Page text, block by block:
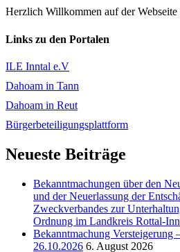
Herzlich Willkommen auf der
Links zu den Portalen
ILE Inntal e.V
Dahoam in Tann
Dahoam in Reut
Bürgerbeteiligungsplattform
Neueste Beiträge
Bekanntmachungen über den
und der Neuerlassung der
Zweckverbandes zur
Ordnung im Landkreis Rottal-Inn
Bekanntmachung Versteigerung
26.10.2026 6. August 2026